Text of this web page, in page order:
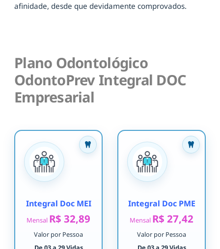
afinidade, desde que devidamente comprovados.
Plano Odontológico
OdontoPrev Integral DOC
Empresarial
Integral Doc MEI
Mensal R$ 32,89
Valor por Pessoa
Integral Doc PME
Mensal R$ 27,42
Valor por Pessoa